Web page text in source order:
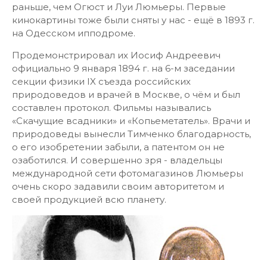
раньше, чем Огюст и Луи Люмьеры. Первые
кинокартины тоже были сняты у нас - ещё в 1893 г.
на Одесском ипподроме.
Продемон­стрировал их Иосиф Андреевич
официально 9 января 1894 г. на 6-м заседании
секции физики IX съезда российских
природоведов и врачей в Москве, о чём и был
составлен протокол. Фильмы назывались
«Скачущие всадники» и «Копьеметатель». Врачи и
природоведы вынесли Тимченко благодарность,
о его изобретении забыли, а патентом он не
озаботился. И совершенно зря - владельцы
международной сети фотомагазинов Люмьеры
очень скоро задавили своим авторитетом и
своей продукцией всю планету.